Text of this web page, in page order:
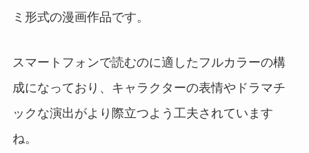
ミ形式の漫画作品です。
スマートフォンで読むのに適したフルカラーの構
成になっており、キャラクターの表情やドラマチ
ックな演出がより際立つよう工夫されています
ね。